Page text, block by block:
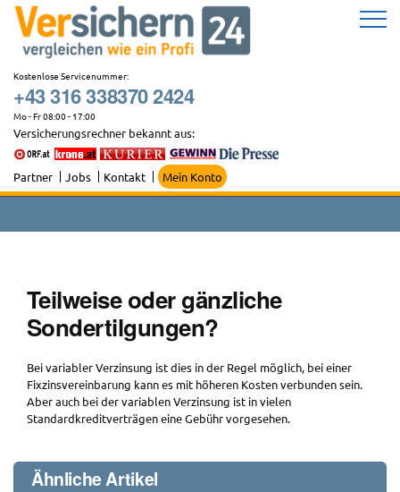
Zum
Inhalt
springen
Kostenlose Servicenummer:
+43 316 338370 2424
Mo - Fr 08:00 - 17:00
Versicherungsrechner bekannt aus:
Partner Jobs Kontakt Mein Konto
Teilweise oder gänzliche
Sondertilgungen?
Bei variabler Verzinsung ist dies in der Regel möglich, bei einer
Fixzinsvereinbarung kann es mit höheren Kosten verbunden sein.
Aber auch bei der variablen Verzinsung ist in vielen
Standardkreditverträgen eine Gebühr vorgesehen.
Ähnliche Artikel